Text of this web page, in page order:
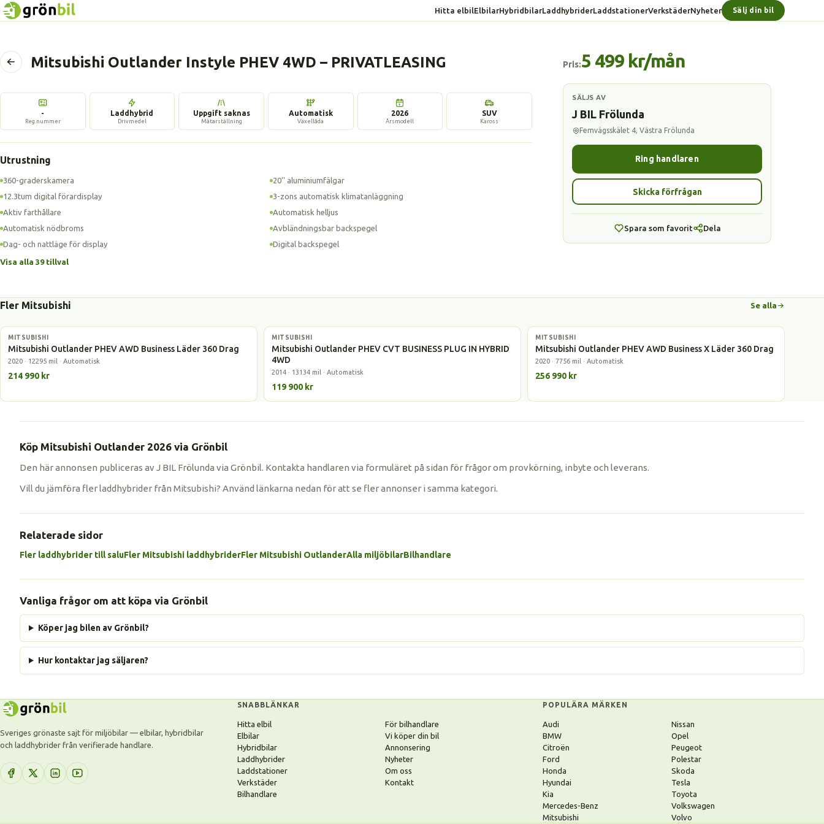
Hitta elbilElbilarHybridbilarLaddhybriderLaddstationerVerkstäderNyheter Sälj din bil
TillbakaMitsubishi Outlander Instyle PHEV 4WD – PRIVATLEASING
-
Reg.nummer
Laddhybrid
Drivmedel
Uppgift saknas
Mätarställning
Automatisk
Växellåda
2026
Årsmodell
SUV
Kaross
Utrustning
360-graderskamera
20'' aluminiumfälgar
12.3tum digital förardisplay
3-zons automatisk klimatanläggning
Aktiv farthållare
Automatisk helljus
Automatisk nödbroms
Avbländningsbar backspegel
Dag- och nattläge för display
Digital backspegel
Visa alla 39 tillval
Pris:5 499 kr/mån
SÄLJS AV
J BIL Frölunda
Femvägsskälet 4, Västra Frölunda
Ring handlaren
Skicka förfrågan
Spara som favorit Dela
Fler Mitsubishi Se alla
Laddhybrid
MITSUBISHI
Mitsubishi Outlander PHEV AWD Business Läder 360 Drag
2020 · 12295 mil · Automatisk
214 990 kr
Laddhybrid
MITSUBISHI
Mitsubishi Outlander PHEV CVT BUSINESS PLUG IN HYBRID
4WD
2014 · 13134 mil · Automatisk
119 900 kr
Laddhybrid
MITSUBISHI
Mitsubishi Outlander PHEV AWD Business X Läder 360 Drag
2020 · 7756 mil · Automatisk
256 990 kr
Köp Mitsubishi Outlander 2026 via Grönbil
Den här annonsen publiceras av J BIL Frölunda via Grönbil. Kontakta handlaren via formuläret på sidan för frågor om provkörning, inbyte och leverans.
Vill du jämföra fler laddhybrider från Mitsubishi? Använd länkarna nedan för att se fler annonser i samma kategori.
Relaterade sidor
Fler laddhybrider till saluFler Mitsubishi laddhybriderFler Mitsubishi OutlanderAlla miljöbilarBilhandlare
Vanliga frågor om att köpa via Grönbil
Köper jag bilen av Grönbil?
Hur kontaktar jag säljaren?
Sveriges grönaste sajt för miljöbilar — elbilar, hybridbilar
och laddhybrider från verifierade handlare.
SNABBLÄNKAR
Hitta elbil
Elbilar
Hybridbilar
Laddhybrider
Laddstationer
Verkstäder
Bilhandlare
För bilhandlare
Vi köper din bil
Annonsering
Nyheter
Om oss
Kontakt
POPULÄRA MÄRKEN
Audi
BMW
Citroën
Ford
Honda
Hyundai
Kia
Mercedes-Benz
Mitsubishi
Nissan
Opel
Peugeot
Polestar
Skoda
Tesla
Toyota
Volkswagen
Volvo